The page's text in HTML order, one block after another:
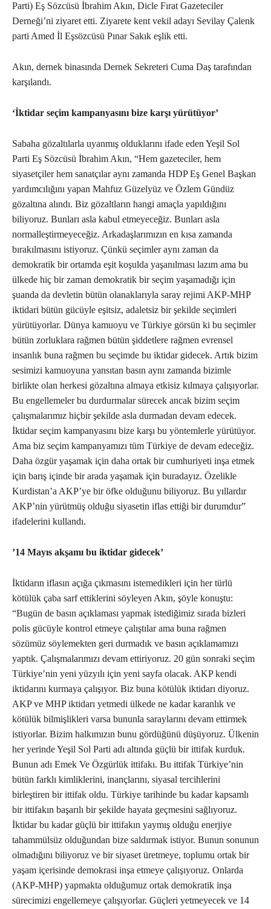
Parti) Eş Sözcüsü İbrahim Akın, Dicle Fırat Gazeteciler
Derneği’ni ziyaret etti. Ziyarete kent vekil adayı Sevilay Çalenk
parti Amed İl Eşsözcüsü Pınar Sakık eşlik etti.
Akın, dernek binasında Dernek Sekreteri Cuma Daş tarafından
karşılandı.
‘İktidar seçim kampanyasını bize karşı yürütüyor’
Sabaha gözaltılarla uyanmış olduklarını ifade eden Yeşil Sol
Parti Eş Sözcüsü İbrahim Akın, “Hem gazeteciler, hem
siyasetçiler hem sanatçılar aynı zamanda HDP Eş Genel Başkan
yardımcılığını yapan Mahfuz Güzelyüz ve Özlem Gündüz
gözaltına alındı. Biz gözaltların hangi amaçla yapıldığını
biliyoruz. Bunları asla kabul etmeyeceğiz. Bunları asla
normalleştirmeyeceğiz. Arkadaşlarımızın en kısa zamanda
bırakılmasını istiyoruz. Çünkü seçimler aynı zaman da
demokratik bir ortamda eşit koşulda yaşanılması lazım ama bu
ülkede hiç bir zaman demokratik bir seçim yaşamadığı için
şuanda da devletin bütün olanaklarıyla saray rejimi AKP-MHP
iktidari bütün gücüyle eşitsiz, adaletsiz bir şekilde seçimleri
yürütüyorlar. Dünya kamuoyu ve Türkiye görsün ki bu seçimler
bütün zorluklara rağmen bütün şiddetlere rağmen evrensel
insanlık buna rağmen bu seçimde bu iktidar gidecek. Artık bizim
sesimizi kamuoyuna yansıtan basın aynı zamanda bizimle
birlikte olan herkesi gözaltına almaya etkisiz kılmaya çalışıyorlar.
Bu engellemeler bu durdurmalar sürecek ancak bizim seçim
çalışmalarımız hiçbir şekilde asla durmadan devam edecek.
İktidar seçim kampanyasını bize karşı bu yöntemlerle yürütüyor.
Ama biz seçim kampanyamızı tüm Türkiye de devam edeceğiz.
Daha özgür yaşamak için daha ortak bir cumhuriyeti inşa etmek
için barış içinde bir arada yaşamak için buradayız. Özelikle
Kurdistan’a AKP’ye bir öfke olduğunu biliyoruz. Bu yıllardır
AKP’nin yürütmüş olduğu siyasetin iflas ettiği bir durumdur”
ifadelerini kullandı.
’14 Mayıs akşamı bu iktidar gidecek’
İktidarın iflasın açığa çıkmasını istemedikleri için her türlü
kötülük çaba sarf ettiklerini söyleyen Akın, şöyle konuştu:
“Bugün de basın açıklaması yapmak istediğimiz sırada bizleri
polis gücüyle kontrol etmeye çalıştılar ama buna rağmen
sözümüz söylemekten geri durmadık ve basın açıklamamızı
yaptık. Çalışmalarımızı devam ettiriyoruz. 20 gün sonraki seçim
Türkiye’nin yeni yüzyılı için yeni sayfa olacak. AKP kendi
iktidarını kurmaya çalışıyor. Biz buna kötülük iktidarı diyoruz.
AKP ve MHP iktidarı yetmedi ülkede ne kadar karanlık ve
kötülük bilmişlikleri varsa bununla saraylarını devam ettirmek
istiyorlar. Bizim halkımızın bunu gördüğünü düşüyoruz. Ülkenin
her yerinde Yeşil Sol Parti adı altında güçlü bir ittifak kurduk.
Bunun adı Emek Ve Özgürlük ittifakı. Bu ittifak Türkiye’nin
bütün farklı kimliklerini, inançlarını, siyasal tercihlerini
birleştiren bir ittifak oldu. Türkiye tarihinde bu kadar kapsamlı
bir ittifakın başarılı bir şekilde hayata geçmesini sağlıyoruz.
İktidar bu kadar güçlü bir ittifakın yaymış olduğu enerjiye
tahammülsüz olduğundan bize saldırmak istiyor. Bunun sonunun
olmadığını biliyoruz ve bir siyaset üretmeye, toplumu ortak bir
yaşam içerisinde demokrasi inşa etmeye çalışıyoruz. Onlarda
(AKP-MHP) yapmakta olduğumuz ortak demokratik inşa
sürecimizi engellemeye çalışıyorlar. Güçleri yetmeyecek ve 14